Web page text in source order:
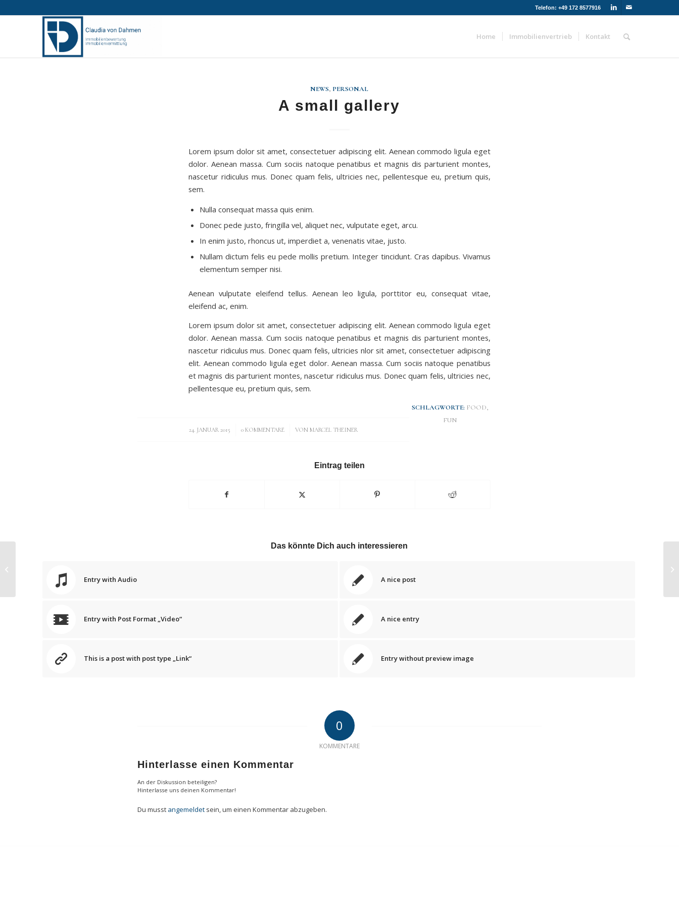
Telefon: +49 172 8577916
Home Immobilienvertrieb Kontakt
NEWS, PERSONAL
A small gallery
Lorem ipsum dolor sit amet, consectetuer adipiscing elit. Aenean commodo ligula eget
dolor. Aenean massa. Cum sociis natoque penatibus et magnis dis parturient montes,
nascetur ridiculus mus. Donec quam felis, ultricies nec, pellentesque eu, pretium quis,
sem.
Nulla consequat massa quis enim.
Donec pede justo, fringilla vel, aliquet nec, vulputate eget, arcu.
In enim justo, rhoncus ut, imperdiet a, venenatis vitae, justo.
Nullam dictum felis eu pede mollis pretium. Integer tincidunt. Cras dapibus. Vivamus
elementum semper nisi.
Aenean vulputate eleifend tellus. Aenean leo ligula, porttitor eu, consequat vitae,
eleifend ac, enim.
Lorem ipsum dolor sit amet, consectetuer adipiscing elit. Aenean commodo ligula eget
dolor. Aenean massa. Cum sociis natoque penatibus et magnis dis parturient montes,
nascetur ridiculus mus. Donec quam felis, ultricies nlor sit amet, consectetuer adipiscing
elit. Aenean commodo ligula eget dolor. Aenean massa. Cum sociis natoque penatibus
et magnis dis parturient montes, nascetur ridiculus mus. Donec quam felis, ultricies nec,
pellentesque eu, pretium quis, sem.
24. JANUAR 2015
/ 0 KOMMENTARE
/ VONMARCEL THEINER
SCHLAGWORTE: FOOD,
FUN
Eintrag teilen
Das könnte Dich auch interessieren
Entry with Audio A nice post
Entry with Post Format „Video“ A nice entry
This is a post with post type „Link“ Entry without preview image
0
KOMMENTARE
Hinterlasse einen Kommentar
An der Diskussion beteiligen?
Hinterlasse uns deinen Kommentar!
Du musst angemeldetsein, um einen Kommentar abzugeben.